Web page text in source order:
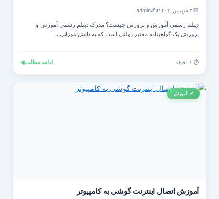
۴ شهریور ۱۴۰۴ ✍️
admin
دیپلم رسمی آموزش و پرورش چیست؟ مدرک دیپلم رسمی آموزش و
پرورش یک گواهینامه معتبر دولتی است که به دانش‌آموزانی...
ادامه مطلب◀
📌 آموزش
آموزش اتصال اینترنت گوشی به کامپیوتر